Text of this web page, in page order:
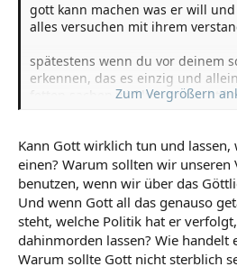
gott kann machen was er will
alles versuchen mit ihrem
spätestens wenn du vor deinem
erkennen, das es einzig und
fetten sachen wirklich gemacht
das nur grad gelesen und wollte
dazugeben.
wer nicht glauben will, dem kann
findet immer eine erklärung.
derBischof
Zum Vergrößern
Kann Gott wirklich tun und lassen,
einen? Warum sollten wir unseren
benutzen, wenn wir über das
Und wenn Gott all das genauso
steht, welche Politik hat er
dahinmorden lassen? Wie handelt
Warum sollte Gott nicht sterblich